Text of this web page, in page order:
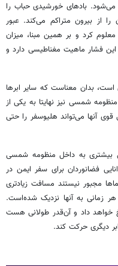
می‌شود. بادهای خورشیدی حباب را
از بیرون متراکم می‌کند. عبور
معلوم کرد و بر همین مبنا، میزان
فشار ماهیت مغناطیسی دارد و
بدان معناست که سایر ابرها
شمسی نیز نهایتا به یکی از
آنها می‌تواند هلیوسفر را حتی
بیشتری به داخل منظومه شمسی
فضانوردان برای سفر ایمن در
مجبور نیستند مسافت زیادتری
زمانی به آنها نزدیک شده‌است.
خواهد داد و آن‌قدر طولانی هست
دیگری حرکت کند.